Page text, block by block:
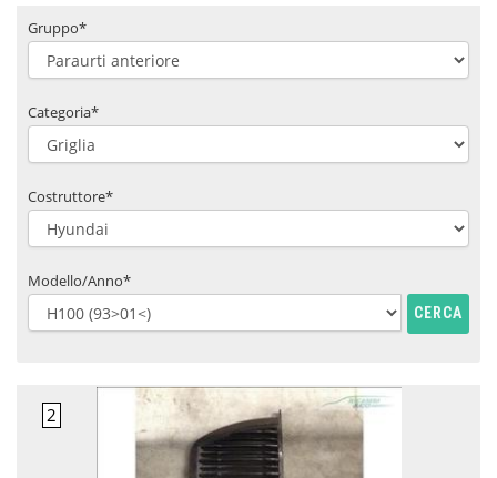
Gruppo*
Categoria*
Costruttore*
Modello/Anno*
CERCA